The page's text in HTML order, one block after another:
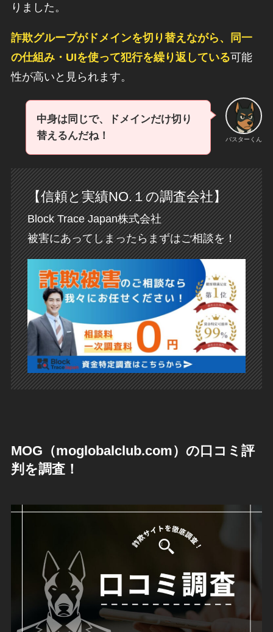
りました。
詐欺グループがドメインを切り替えながら、同一
の仕組み・UIを使って犯行を繰り返している可能
性が高いと見られます。
バスターくん
中身は同じで、ドメインだけ切り
替えるんだね！
【信頼と実績NO.１の調査会社】
Block Trace Japan株式会社
被害にあってしまったらまずはご相談を！
MOG（moglobalclub.com）の口コミ評
判を調査！